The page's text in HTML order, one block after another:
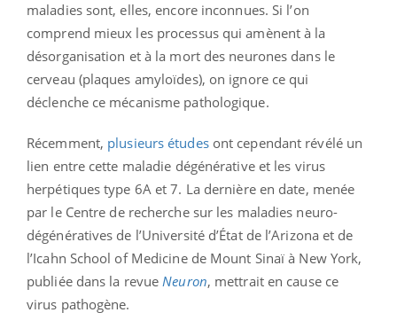
maladies sont, elles, encore inconnues. Si l’on
comprend mieux les processus qui amènent à la
désorganisation et à la mort des neurones dans le
cerveau (plaques amyloïdes), on ignore ce qui
déclenche ce mécanisme pathologique.
Récemment, plusieurs étudesont cependant révélé un
lien entre cette maladie dégénérative et les virus
herpétiques type 6A et 7. La dernière en date, menée
par le Centre de recherche sur les maladies neuro-
dégénératives de l’Université d’État de l’Arizona et de
l’Icahn School of Medicine de Mount Sinaï à New York,
publiée dans la revueNeuron, mettrait en cause ce
virus pathogène.